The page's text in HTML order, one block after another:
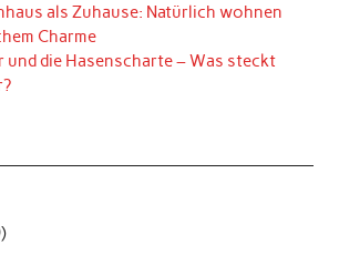
als Zuhause: Natürlich wohnen
Charme
und die Hasenscharte – Was steckt